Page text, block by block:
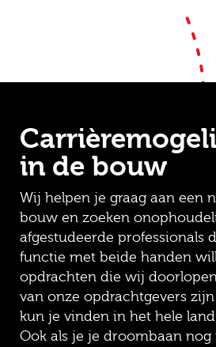
in de bouw
Wij helpen je graag aan een
bouw en zoeken
afgestudeerde professionals
functie met beide handen
opdrachten die wij
van onze opdrachtgevers
kun je vinden in het hele
Ook als je je droombaan